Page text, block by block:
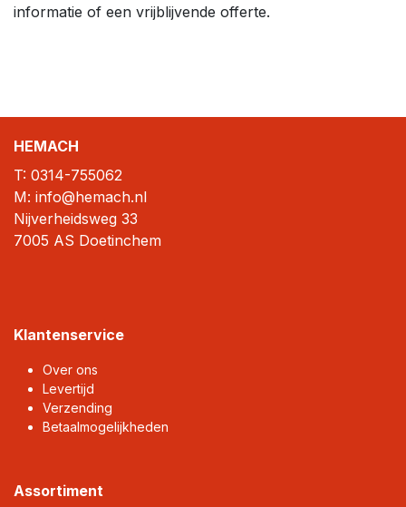
informatie of een vrijblijvende offerte.
HEMACH
T: 0314-755062
M: info@hemach.nl
Nijverheidsweg 33
7005 AS Doetinchem
Klantenservice
Over ons
Levertijd
Verzending
Betaalmogelijkheden
Assortiment